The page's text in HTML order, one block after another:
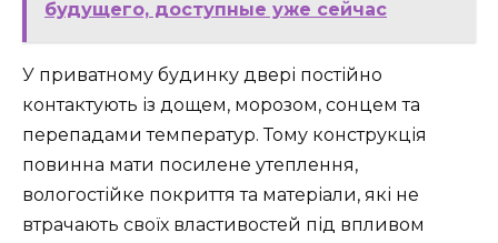
будущего, доступные уже сейчас
У приватному будинку двері постійно
контактують із дощем, морозом, сонцем та
перепадами температур. Тому конструкція
повинна мати посилене утеплення,
вологостійке покриття та матеріали, які не
втрачають своїх властивостей під впливом